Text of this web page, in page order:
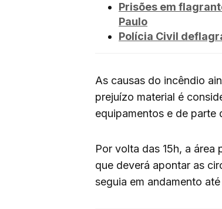
Prisões em
Paulo
Polícia Civil
As causas do incêndio
prejuízo material é
equipamentos e de parte
Por volta das 15h, a área
que deverá apontar as
seguia em andamento